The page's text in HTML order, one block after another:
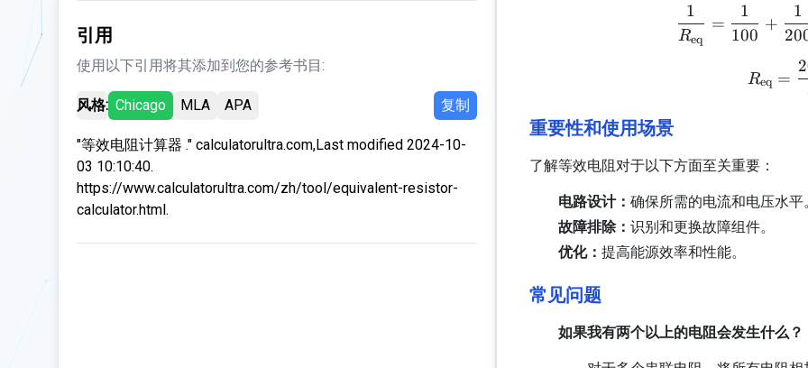
引用
使用以下引用将其添加到您的参考书目:
风格: Chicago MLA APA 复制
"等效电阻计算器 ." calculatorultra.com,Last modified 2024-10-
03 10:10:40.
https://www.calculatorultra.com/zh/tool/equivalent-resistor-
calculator.html.
Req
1
=
100
1
+
1
Req =
重要性和使用场景
了解等效电阻对于以下方面至关重要：
电路设计：确保所需的电流和电压水平
故障排除：识别和更换故障组件。
优化：提高能源效率和性能。
常见问题
如果我有两个以上的电阻会发生什么？